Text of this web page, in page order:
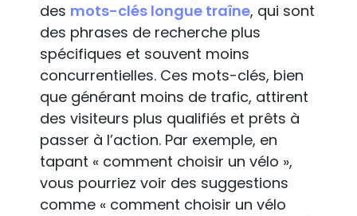
des mots-clés longue traîne, qui sont
des phrases de recherche plus
spécifiques et souvent moins
concurrentielles. Ces mots-clés, bien
que générant moins de trafic, attirent
des visiteurs plus qualifiés et prêts à
passer à l’action. Par exemple, en
tapant « comment choisir un vélo »,
vous pourriez voir des suggestions
comme « comment choisir un vélo